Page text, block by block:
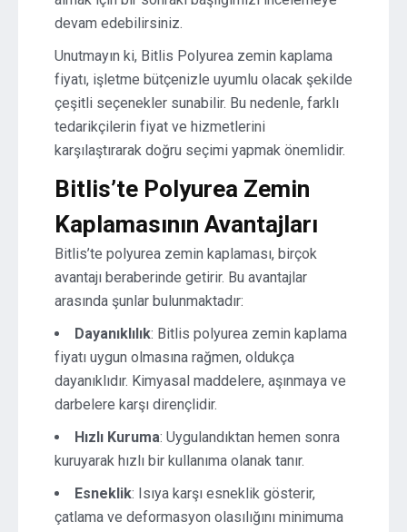
devam edebilirsiniz.
Unutmayın ki, Bitlis Polyurea zemin kaplama
fiyatı, işletme bütçenizle uyumlu olacak şekilde
çeşitli seçenekler sunabilir. Bu nedenle, farklı
tedarikçilerin fiyat ve hizmetlerini
karşılaştırarak doğru seçimi yapmak önemlidir.
Bitlis’te Polyurea Zemin
Kaplamasının Avantajları
Bitlis’te polyurea zemin kaplaması, birçok
avantajı beraberinde getirir. Bu avantajlar
arasında şunlar bulunmaktadır:
Dayanıklılık: Bitlis polyurea zemin kaplama
fiyatı uygun olmasına rağmen, oldukça
dayanıklıdır. Kimyasal maddelere, aşınmaya ve
darbelere karşı dirençlidir.
Hızlı Kuruma: Uygulandıktan hemen sonra
kuruyarak hızlı bir kullanıma olanak tanır.
Esneklik: Isıya karşı esneklik gösterir,
çatlama ve deformasyon olasılığını minimuma